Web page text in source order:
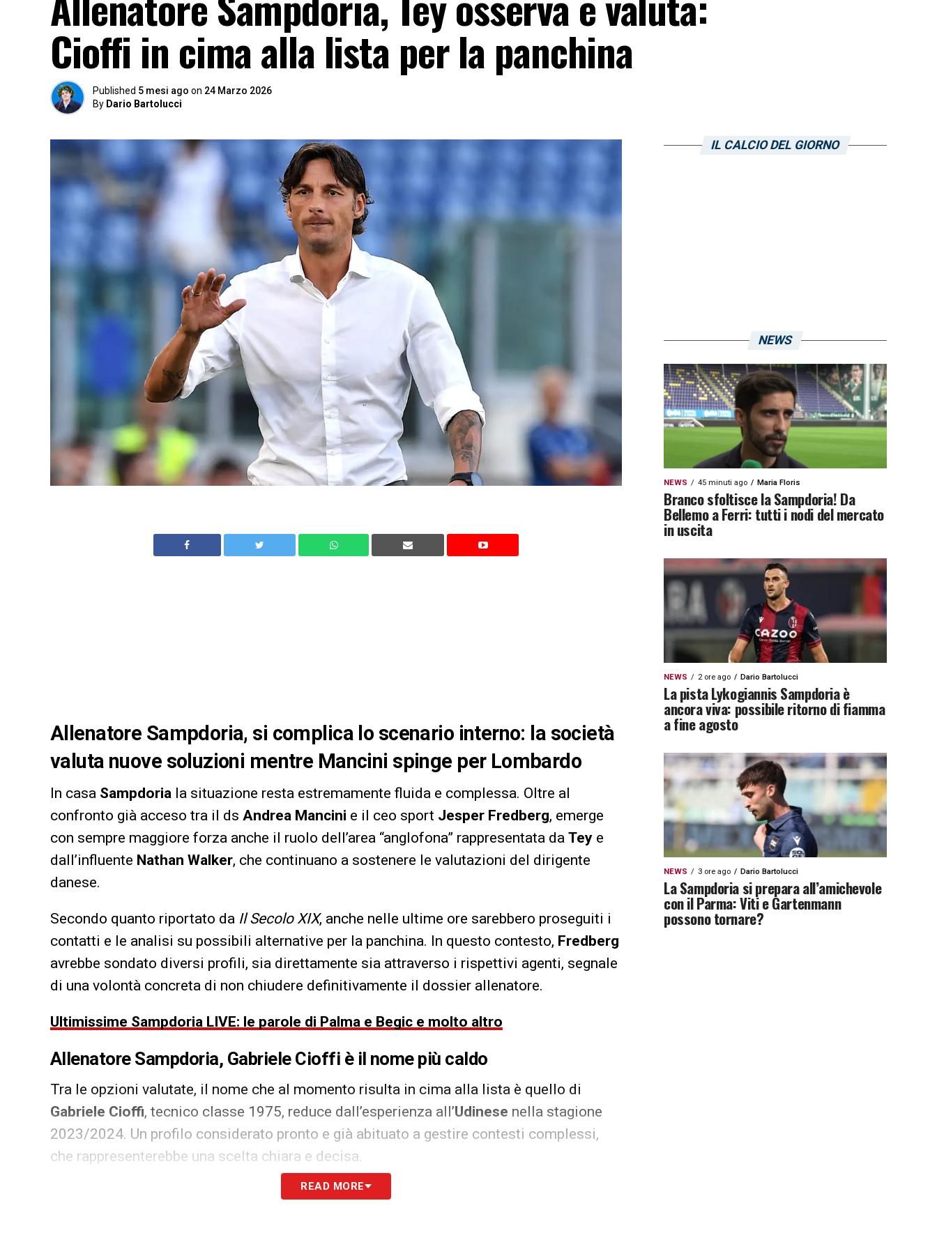
Cioffi in cima alla lista per la panchina
Published 5 mesi ago on 24 Marzo 2026
By Dario Bartolucci
Allenatore Sampdoria, si complica lo scenario interno: la società
valuta nuove soluzioni mentre Mancini spinge per Lombardo
In casa Sampdoria la situazione resta estremamente fluida e complessa. Oltre al
confronto già acceso tra il ds Andrea Mancini e il ceo sport Jesper Fredberg, emerge
con sempre maggiore forza anche il ruolo dell’area “anglofona” rappresentata da Tey e
dall’influente Nathan Walker, che continuano a sostenere le valutazioni del dirigente
danese.
Secondo quanto riportato da Il Secolo XIX, anche nelle ultime ore sarebbero proseguiti i
contatti e le analisi su possibili alternative per la panchina. In questo contesto, Fredberg
avrebbe sondato diversi profili, sia direttamente sia attraverso i rispettivi agenti, segnale
di una volontà concreta di non chiudere definitivamente il dossier allenatore.
Ultimissime Sampdoria LIVE: le parole di Palma e Begic e molto altro
Allenatore Sampdoria, Gabriele Cioffi è il nome più caldo
Tra le opzioni valutate, il nome che al momento risulta in cima alla lista è quello di
Gabriele Cioffi, tecnico classe 1975, reduce dall’esperienza all’Udinese nella stagione
2023/2024. Un profilo considerato pronto e già abituato a gestire contesti complessi,
che rappresenterebbe una scelta chiara e decisa.
avrebbe però conseguenze immediate: significherebbe infatti,
READ MORE
IL CALCIO DEL GIORNO
NEWS
NEWS 45 minuti ago Maria Floris
Branco sfoltisce la Sampdoria! Da
Bellemo a Ferri: tutti i nodi del mercato
in uscita
NEWS 2 ore ago Dario Bartolucci
La pista Lykogiannis Sampdoria è
ancora viva: possibile ritorno di fiamma
a fine agosto
NEWS 3 ore ago Dario Bartolucci
La Sampdoria si prepara all’amichevole
con il Parma: Viti e Gartenmann
possono tornare?